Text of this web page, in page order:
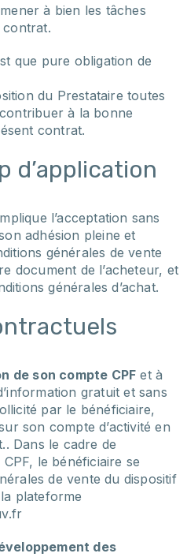
à bien les tâches
contrat.
que pure obligation de
du Prestataire toutes
à la bonne
contrat.
d’application
l’acceptation sans
adhésion pleine et
générales de vente
document de l’acheteur, et
générales d’achat.
de son compte CPF et à
gratuit et sans
par le bénéficiaire,
son compte d’activité en
Dans le cadre de
le bénéficiaire se
de vente du dispositif
plateforme
des